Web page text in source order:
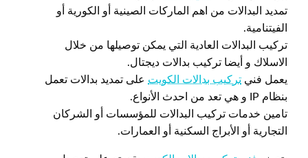
تمديد البدالات من اهم الماركات الصينية أو الكورية أو
الفيتنامية.
تركيب البدالات العادية التي يمكن توصيلها من خلال
الاسلاك و أيضا تركيب بدالات ديجتال.
يعمل فني تركيب بدالات الكويت على تمديد بدالات تعمل
بنظام IP و هي تعد من احدث الأنواع.
تامين خدمات تركيب البدالات للمؤسسات أو الشركان
التجارية أو الأبراج السكنية أو العمارات.